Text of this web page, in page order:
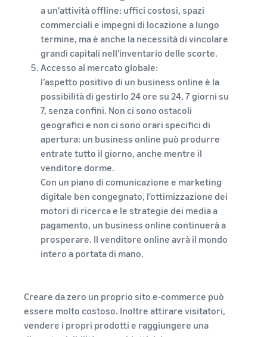
a un'attività offline: uffici costosi, spazi
commerciali e impegni di locazione a lungo
termine, ma è anche la necessità di vincolare
grandi capitali nell'inventario delle scorte.
Accesso al mercato globale:
l’aspetto positivo di un business online è la
possibilità di gestirlo 24 ore su 24, 7 giorni su
7, senza confini. Non ci sono ostacoli
geografici e non ci sono orari specifici di
apertura: un business online può produrre
entrate tutto il giorno, anche mentre il
venditore dorme.
Con un piano di comunicazione e marketing
digitale ben congegnato, l'ottimizzazione dei
motori di ricerca e le strategie dei media a
pagamento, un business online continuerà a
prosperare. Il venditore online avrà il mondo
intero a portata di mano.
Creare da zero un proprio sito e-commerce può
essere molto costoso. Inoltre attirare visitatori,
vendere i propri prodotti e raggiungere una